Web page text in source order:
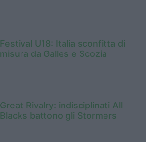
Festival U18: Italia sconfitta di
misura da Galles e Scozia
Great Rivalry: indisciplinati All
Blacks battono gli Stormers